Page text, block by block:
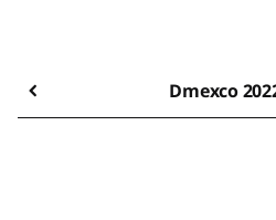
Dmexco